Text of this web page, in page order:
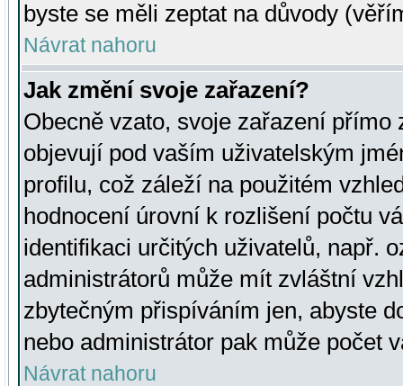
byste se měli zeptat na důvody
Návrat nahoru
Jak změní svoje zařazení?
Obecně vzato, svoje zařazení přímo
objevují pod vaším uživatelským
profilu, což záleží na použitém
hodnocení úrovní k rozlišení počtu
identifikaci určitých uživatelů, např.
administrátorů může mít zvláštní
zbytečným přispíváním jen, abyste
nebo administrátor pak může počet
Návrat nahoru